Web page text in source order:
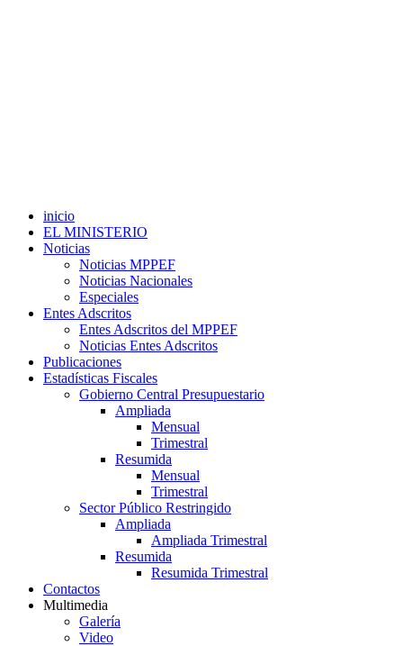
inicio
EL MINISTERIO
Noticias
Noticias MPPEF
Noticias Nacionales
Especiales
Entes Adscritos
Entes Adscritos del MPPEF
Noticias Entes Adscritos
Publicaciones
Estadísticas Fiscales
Gobierno Central Presupuestario
Ampliada
Mensual
Trimestral
Resumida
Mensual
Trimestral
Sector Público Restringido
Ampliada
Ampliada Trimestral
Resumida
Resumida Trimestral
Contactos
Multimedia
Galería
Video